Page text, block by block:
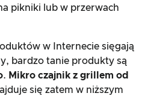
pikniki lub w przerwach
w Internecie sięgają
bardzo tanie produkty są
. Mikro czajnik z grillem od
się zatem w niższym